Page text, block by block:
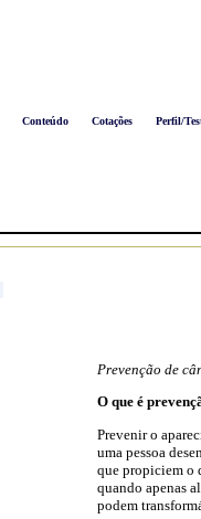
Conteúdo Cotações Perfil/
Prevenção de
O que é
Prevenir o
uma pessoa
que propiciem o
quando apenas
podem